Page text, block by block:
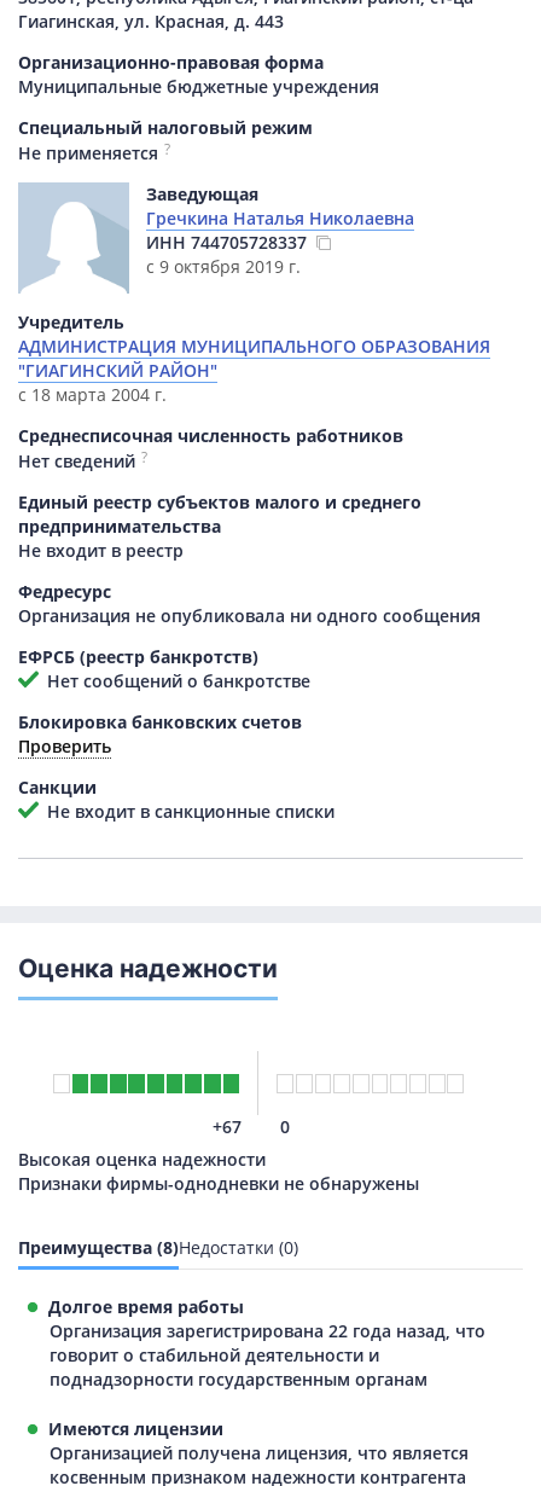
Гиагинская, ул. Красная, д. 443
Организационно-правовая форма
Муниципальные бюджетные учреждения
Специальный налоговый режим
Не применяется ?
Заведующая
Гречкина Наталья Николаевна
ИНН 744705728337
с 9 октября 2019 г.
Учредитель
АДМИНИСТРАЦИЯ МУНИЦИПАЛЬНОГО ОБРАЗОВАНИЯ
"ГИАГИНСКИЙ РАЙОН"
с 18 марта 2004 г.
Среднесписочная численность работников
Нет сведений ?
Единый реестр субъектов малого и среднего
предпринимательства
Не входит в реестр
Федресурс
Организация не опубликовала ни одного сообщения
ЕФРСБ (реестр банкротств)
Нет сообщений о банкротстве
Блокировка банковских счетов
Проверить
Санкции
Не входит в санкционные списки
Оценка надежности
+67
0
Высокая оценка надежности
Признаки фирмы-однодневки не обнаружены
Преимущества (8)Недостатки (0)
Долгое время работы
Организация зарегистрирована 22 года назад, что
говорит о стабильной деятельности и
поднадзорности государственным органам
Имеются лицензии
Организацией получена лицензия, что является
косвенным признаком надежности контрагента